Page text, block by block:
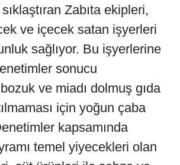
Zabıta ekipleri,
ve içecek satan işyerleri
sağlıyor. Bu işyerlerine
sonucu
ve miadı dolmuş gıda
için yoğun çaba
kapsamında
temel yiyecekleri olan